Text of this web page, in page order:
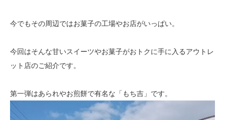
今でもその周辺ではお菓子の工場やお店がいっぱい。
今回はそんな甘いスイーツやお菓子がおトクに手に入るアウトレ
ット店のご紹介です。
第一弾はあられやお煎餅で有名な「もち吉」です。